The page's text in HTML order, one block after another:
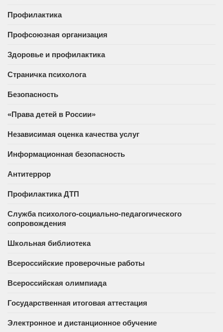
Профилактика
Профсоюзная организация
Здоровье и профилактика
Страничка психолога
Безопасность
«Права детей в России»
Независимая оценка качества услуг
Информационная безопасность
Антитеррор
Профилактика ДТП
Служба психолого-социально-педагогического
сопровождения
Школьная библиотека
Всероссийские проверочные работы
Всероссийская олимпиада
Государственная итоговая аттестация
Электронное и дистанционное обучение